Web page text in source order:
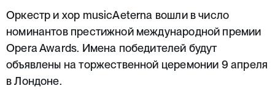
Оркестр и хор musicAeterna вошли в число
номинантов престижной международной премии
Opera Awards. Имена победителей будут
объявлены на торжественной церемонии 9 апреля
в Лондоне.